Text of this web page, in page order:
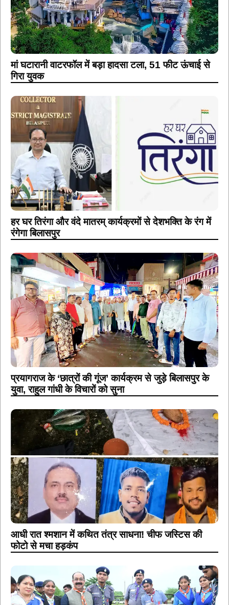
मां घटारानी वाटरफॉल में बड़ा हादसा टला, 51 फीट ऊंचाई से
गिरा युवक
हर घर तिरंगा और वंदे मातरम् कार्यक्रमों से देशभक्ति के रंग में
रंगेगा बिलासपुर
प्रयागराज के ‘छात्रों की गूंज’ कार्यक्रम से जुड़े बिलासपुर के
युवा, राहुल गांधी के विचारों को सुना
आधी रात श्मशान में कथित तंत्र साधना! चीफ जस्टिस की
फोटो से मचा हड़कंप